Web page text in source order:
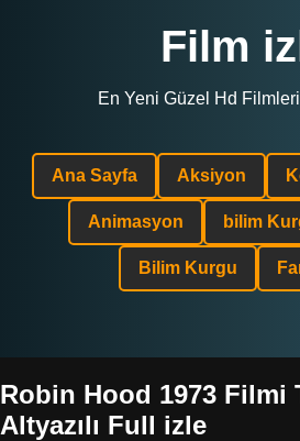
Film
En Yeni Güzel Hd Filmleri
Ana Sayfa Aksiyon
Animasyon bilim
Bilim Kurgu
Robin Hood 1973 Filmi
Altyazılı Full izle